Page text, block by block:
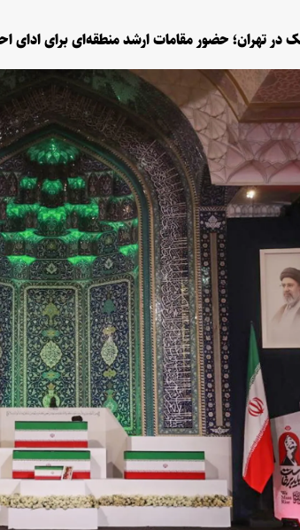
در تهران؛ حضور مقامات ارشد منطقه‌ای برای ادای